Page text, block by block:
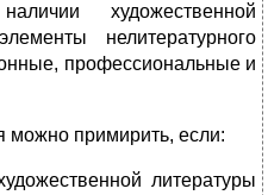
художественной
нелитературного
профессиональные и
можно примирить, если:
литературы